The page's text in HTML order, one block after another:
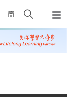
簡
Open
search
panel